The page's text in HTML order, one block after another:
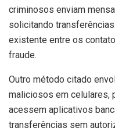
criminosos enviam
solicitando
existente entre os
fraude.
Outro método citado
maliciosos em celulares,
acessem aplicativos
transferências sem